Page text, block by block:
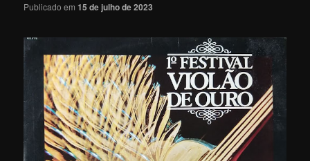
Publicado em15 de julho de 2023